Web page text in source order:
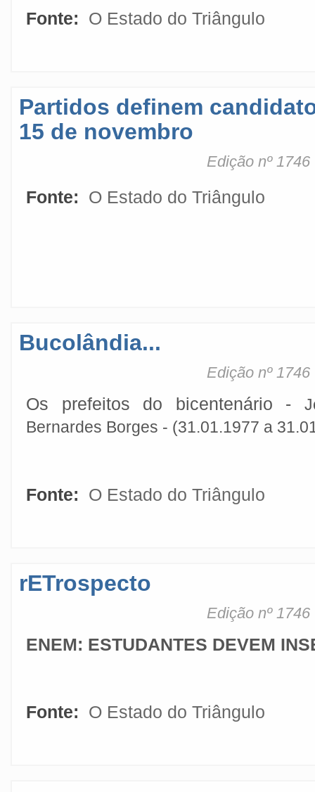
Fonte: O Estado do Triângulo
Partidos definem
15 de novembro
Edição nº
Fonte: O Estado do Triângulo
Bucolândia...
Edição nº
Os prefeitos do bicentenário -
Bernardes Borges - (31.01.1977 a
Fonte: O Estado do Triângulo
rETrospecto
Edição nº
ENEM: ESTUDANTES DEVEM
Fonte: O Estado do Triângulo